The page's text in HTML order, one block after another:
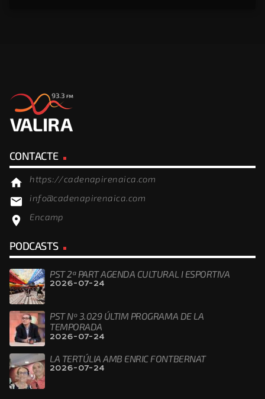
CONTACTE
home https://cadenapirenaica.com
email info@cadenapirenaica.com
location_on Encamp
PODCASTS
PST 2ª PART AGENDA CULTURAL I ESPORTIVA
2026-07-24
PST Nº 3.029 ÚLTIM PROGRAMA DE LA
TEMPORADA
2026-07-24
LA TERTÚLIA AMB ENRIC FONTBERNAT
2026-07-24